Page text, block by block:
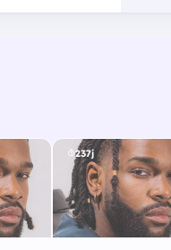
237j